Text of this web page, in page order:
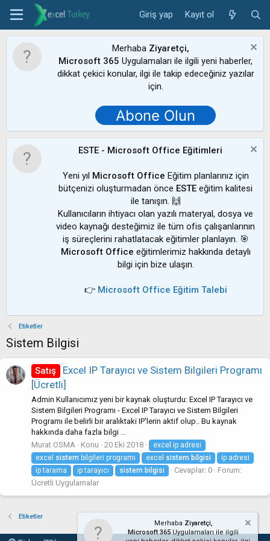
Giriş yap Kayıt ol
Merhaba Ziyaretçi,
Microsoft 365 Uygulamaları ile ilgili yeni haberler,
dikkat çekici konular, ilgi ile takip edeceğiniz yazılar
için.
Abone Olun
ESTE - Microsoft Office Eğitimleri
Yeni yıl Microsoft Office Eğitim planlarınız için
bütçenizi oluşturmadan önce ESTE eğitim kalitesi
ile tanışın. 🙌
Kullanıcıların ihtiyacı olan yazılı materyal, dosya ve
video kaynağı desteğimiz ile tüm ofis çalışanlarının
iş süreçlerini rahatlatacak eğitimler planlayın. 🎯
Microsoft Office eğitimlerimiz hakkında detaylı
bilgi için bize ulaşın.
👉 Microsoft Office Eğitim Talebi
Etiketler
Sistem Bilgisi
Satış
Excel IP Tarayıcı ve Sistem Bilgileri Programı
[Ücretli]
Admin Kullanıcımız yeni bir kaynak oluşturdu: Excel IP Tarayıcı ve
Sistem Bilgileri Programı - Excel IP Tarayıcı ve Sistem Bilgileri
Programı ile belirli bir aralıktaki IP'lerin aktif olup.. Bu kaynak
hakkında daha fazla bilgi ...
Murat OSMA
Konu 20 Eki 2018
excel ip adresi
excel sistem bilgileri programı excel sistem bilgisi
ip adresi
ip tarama
ip tarayıcı sistem bilgisi Cevaplar: 0
Forum:
Ücretli Uygulamalar
Etiketler
Merhaba Ziyaretçi,
Microsoft 365Uygulamaları ile ilgili